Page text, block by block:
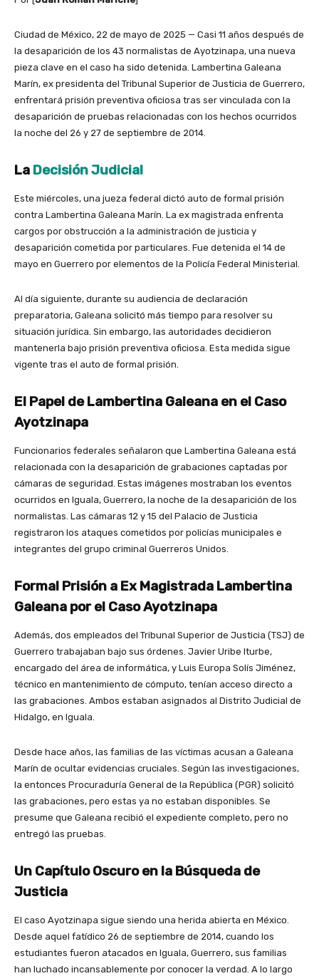
Ciudad de México, 22 de mayo de 2025 — Casi 11 años después de
la desaparición de los 43 normalistas de Ayotzinapa, una nueva
pieza clave en el caso ha sido detenida. Lambertina Galeana
Marín, ex presidenta del Tribunal Superior de Justicia de Guerrero,
enfrentará prisión preventiva oficiosa tras ser vinculada con la
desaparición de pruebas relacionadas con los hechos ocurridos
la noche del 26 y 27 de septiembre de 2014.
La Decisión Judicial
Este miércoles, una jueza federal dictó auto de formal prisión
contra Lambertina Galeana Marín. La ex magistrada enfrenta
cargos por obstrucción a la administración de justicia y
desaparición cometida por particulares. Fue detenida el 14 de
mayo en Guerrero por elementos de la Policía Federal Ministerial.
Al día siguiente, durante su audiencia de declaración
preparatoria, Galeana solicitó más tiempo para resolver su
situación jurídica. Sin embargo, las autoridades decidieron
mantenerla bajo prisión preventiva oficiosa. Esta medida sigue
vigente tras el auto de formal prisión.
El Papel de Lambertina Galeana en el Caso
Ayotzinapa
Funcionarios federales señalaron que Lambertina Galeana está
relacionada con la desaparición de grabaciones captadas por
cámaras de seguridad. Estas imágenes mostraban los eventos
ocurridos en Iguala, Guerrero, la noche de la desaparición de los
normalistas. Las cámaras 12 y 15 del Palacio de Justicia
registraron los ataques cometidos por policías municipales e
integrantes del grupo criminal Guerreros Unidos.
Formal Prisión a Ex Magistrada Lambertina
Galeana por el Caso Ayotzinapa
Además, dos empleados del Tribunal Superior de Justicia (TSJ) de
Guerrero trabajaban bajo sus órdenes. Javier Uribe Iturbe,
encargado del área de informática, y Luis Europa Solís Jiménez,
técnico en mantenimiento de cómputo, tenían acceso directo a
las grabaciones. Ambos estaban asignados al Distrito Judicial de
Hidalgo, en Iguala.
Desde hace años, las familias de las víctimas acusan a Galeana
Marín de ocultar evidencias cruciales. Según las investigaciones,
la entonces Procuraduría General de la República (PGR) solicitó
las grabaciones, pero estas ya no estaban disponibles. Se
presume que Galeana recibió el expediente completo, pero no
entregó las pruebas.
Un Capítulo Oscuro en la Búsqueda de
Justicia
El caso Ayotzinapa sigue siendo una herida abierta en México.
Desde aquel fatídico 26 de septiembre de 2014, cuando los
estudiantes fueron atacados en Iguala, Guerrero, sus familias
han luchado incansablemente por conocer la verdad. A lo largo